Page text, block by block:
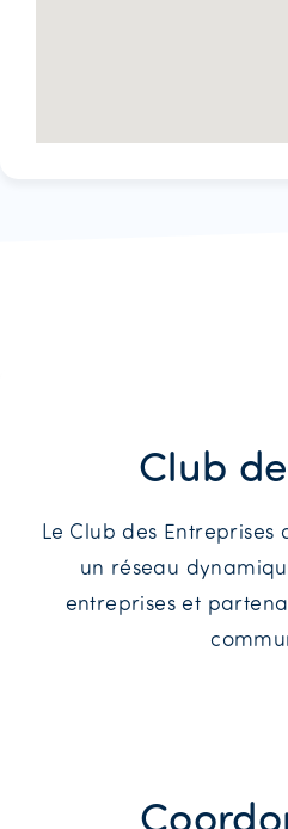
Club
Le Club des Entreprises
un réseau
entreprises et